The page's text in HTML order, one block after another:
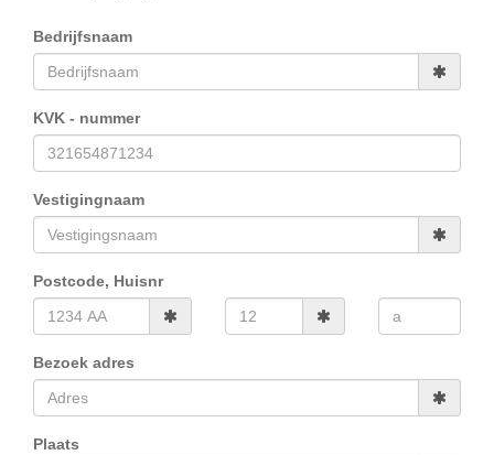
Bedrijfsnaam
KVK - nummer
Vestigingnaam
Postcode, Huisnr
Bezoek adres
Plaats